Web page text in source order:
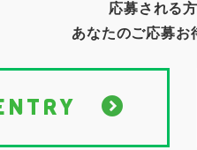
応募される
あなたのご応募お